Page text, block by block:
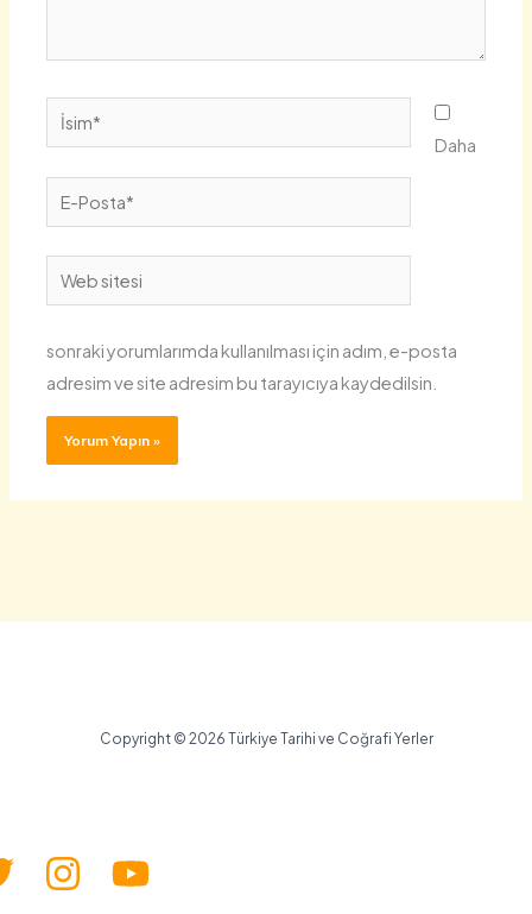
İsim*
E-
Posta*
Web
sitesi
Daha
sonraki yorumlarımda kullanılması için adım, e-posta
adresim ve site adresim bu tarayıcıya kaydedilsin.
Copyright © 2026 Türkiye Tarihi ve Coğrafi Yerler